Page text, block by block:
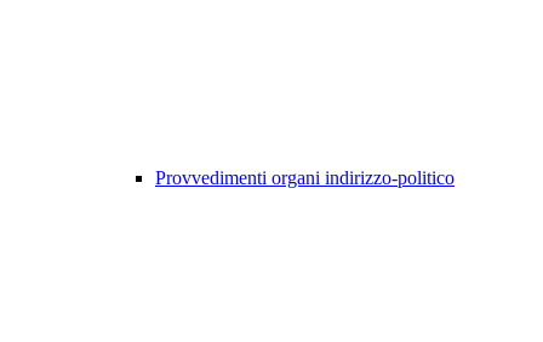
Provvedimenti organi indirizzo-politico